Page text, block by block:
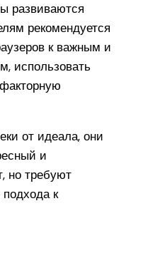
развиваются
рекомендуется
к важным и
использовать
от идеала, они
и
но требуют
подхода к